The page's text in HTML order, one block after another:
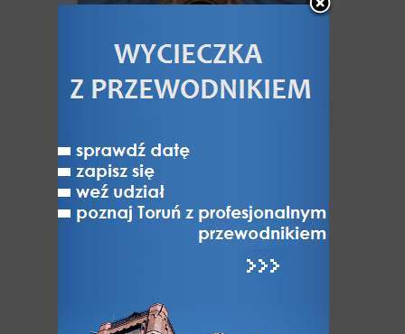
Intarsjowane portale i
drzwi w kościele Ducha